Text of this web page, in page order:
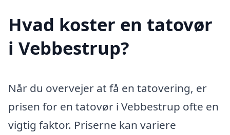
Hvad koster en tatovør
i Vebbestrup?
Når du overvejer at få en tatovering, er
prisen for en tatovør i Vebbestrup ofte en
vigtig faktor. Priserne kan variere